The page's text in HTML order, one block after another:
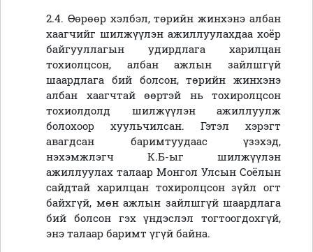
2.4. Өөрөөр хэлбэл, төрийн жинхэнэ албан
хаагчийг шилжүүлэн ажиллуулахдаа хоёр
байгууллагын удирдлага харилцан
тохиолцсон, албан ажлын зайлшгүй
шаардлага бий болсон, төрийн жинхэнэ
албан хаагчтай өөртэй нь тохиролцсон
тохиолдолд шилжүүлэн ажиллуулж
болохоор хуульчилсан. Гэтэл хэрэгт
авагдсан баримтуудаас үзэхэд,
нэхэмжлэгч К.Б-ыг шилжүүлэн
ажиллуулах талаар Монгол Улсын Соёлын
сайдтай харилцан тохиролцсон зүйл огт
байхгүй, мөн ажлын зайлшгүй шаардлага
бий болсон гэх үндэслэл тогтоогдохгүй,
энэ талаар баримт үгүй байна.